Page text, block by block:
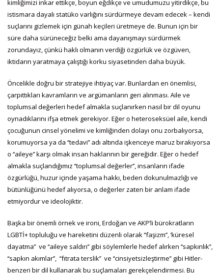
kimliğimizi inkar ettikçe, boyun eğdikçe ve umudumuzu yitirdikçe, bu
istismara dayalı statüko varlığını sürdürmeye devam edecek – kendi
suçlarını gizlemek için günah keçileri üretmeye de. Bunun için bir
süre daha sürüneceğiz belki ama dayanışmayı sürdürmek
zorundayız, çünkü haklı olmanın verdiği özgürlük ve özgüven,
iktidarın yaratmaya çalıştığı korku siyasetinden daha büyük.
Öncelikle doğru bir stratejiye ihtiyaç var. Bunlardan en önemlisi,
çarpıttıkları kavramların ve argümanların geri alınması. Aile ve
toplumsal değerleri hedef almakla suçlanırken nasıl bir dil oyunu
oynadıklarını ifşa etmek gerekiyor. Eğer o heteroseksüel aile, kendi
çocuğunun cinsel yönelimi ve kimliğinden dolayı onu zorbalıyorsa,
korumuyorsa ya da ‘‘tedavi’’ adı altında işkenceye maruz bırakıyorsa
o ‘‘aileye’’ karşı olmak insan haklarının bir gereğidir. Eğer o hedef
almakla suçlandığımız ‘‘toplumsal değerler’’, insanların ifade
özgürlüğü, huzur içinde yaşama hakkı, beden dokunulmazlığı ve
bütünlüğünü hedef alıyorsa, o değerler zaten bir anlam ifade
etmiyordur ve ideolojiktir.
Başka bir önemli örnek ve ironi, Erdoğan ve AKP’li bürokratların
LGBTİ+ topluluğu ve hareketini düzenli olarak ‘‘faşizm’’, ‘küresel
dayatma’’ ve ‘‘aileye saldırı’’ gibi söylemlerle hedef alırken ‘‘sapkınlık’’,
‘‘sapkın akımlar’’, ‘‘fıtrata terslik’’ ve ‘‘cinsiyetsizleştirme’’ gibi Hitler-
benzeri bir dil kullanarak bu suçlamaları gerekçelendirmesi. Bu